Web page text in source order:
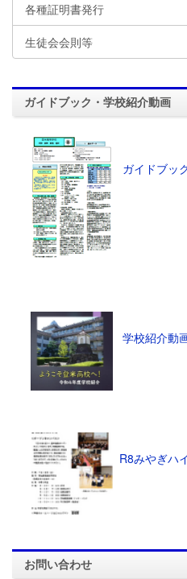
各種証明書発行
生徒会会則等
ガイドブック・学校紹介動画
ガイドブッ
学校紹介動
R8みやぎハ
お問い合わせ